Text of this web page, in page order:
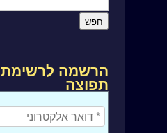
הרשמה לרשימת
תפוצה